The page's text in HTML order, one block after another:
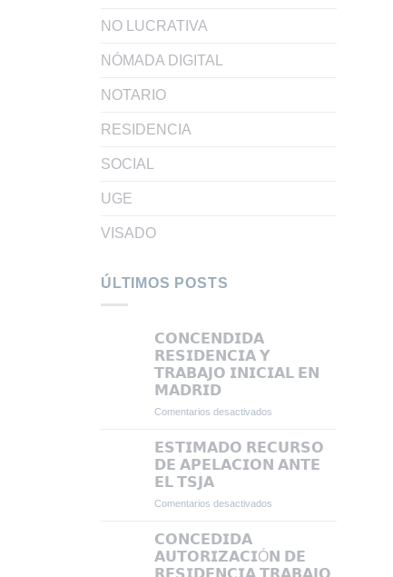
NO LUCRATIVA
NÓMADA DIGITAL
NOTARIO
RESIDENCIA
SOCIAL
UGE
VISADO
ÚLTIMOS POSTS
𝗖𝗢𝗡𝗖𝗘𝗡𝗗𝗜𝗗𝗔
𝗥𝗘𝗦𝗜𝗗𝗘𝗡𝗖𝗜𝗔 𝗬
𝗧𝗥𝗔𝗕𝗔𝗝𝗢 𝗜𝗡𝗜𝗖𝗜𝗔𝗟 𝗘𝗡
𝗠𝗔𝗗𝗥𝗜𝗗
Comentarios desactivados
𝗥𝗘𝗦𝗜𝗗𝗘𝗡𝗖𝗜𝗔
𝗬
𝗘𝗦𝗧𝗜𝗠𝗔𝗗𝗢 𝗥𝗘𝗖𝗨𝗥𝗦𝗢
𝗗𝗘 𝗔𝗣𝗘𝗟𝗔𝗖𝗜𝗢𝗡 𝗔𝗡𝗧𝗘
𝗘𝗟 𝗧𝗦𝗝𝗔
Comentarios desactivados
𝗗𝗘
𝗖𝗢𝗡𝗖𝗘𝗗𝗜𝗗𝗔
𝗔𝗨𝗧𝗢𝗥𝗜𝗭𝗔𝗖𝗜Ó𝗡 𝗗𝗘